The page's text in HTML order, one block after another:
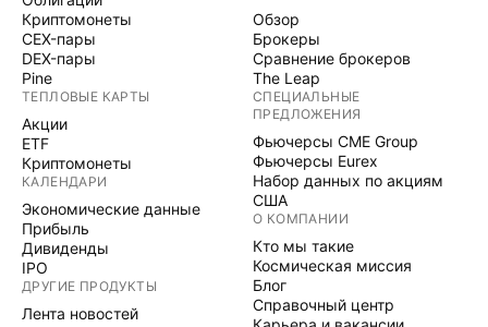
Криптомонеты
CEX-пары
DEX-пары
Pine
ТЕПЛОВЫЕ КАРТЫ
Акции
ETF
Криптомонеты
КАЛЕНДАРИ
Экономические данные
Прибыль
Дивиденды
IPO
ДРУГИЕ ПРОДУКТЫ
Лента новостей
Обзор
Брокеры
Сравнение брокеров
The Leap
СПЕЦИАЛЬНЫЕ
ПРЕДЛОЖЕНИЯ
Фьючерсы CME Group
Фьючерсы Eurex
Набор данных по акциям
США
О КОМПАНИИ
Кто мы такие
Космическая миссия
Блог
Справочный центр